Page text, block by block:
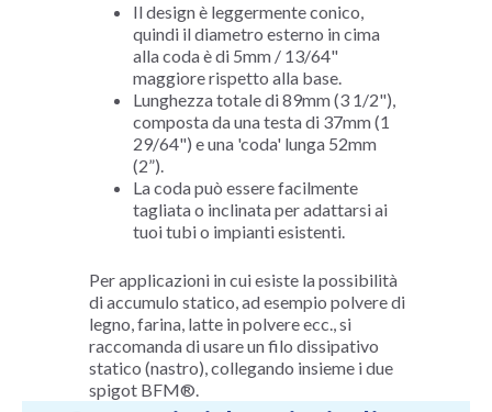
Il design è leggermente conico,
quindi il diametro esterno in cima
alla coda è di 5mm / 13/64"
maggiore rispetto alla base.
Lunghezza totale di 89mm (3 1/2"),
composta da una testa di 37mm (1
29/64") e una 'coda' lunga 52mm
(2”).
La coda può essere facilmente
tagliata o inclinata per adattarsi ai
tuoi tubi o impianti esistenti.
Per applicazioni in cui esiste la possibilità
di accumulo statico, ad esempio polvere di
legno, farina, latte in polvere ecc., si
raccomanda di usare un filo dissipativo
statico (nastro), collegando insieme i due
spigot BFM®.